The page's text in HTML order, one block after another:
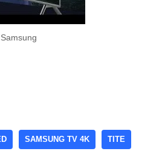
SAMSUNG TV 4K TITE